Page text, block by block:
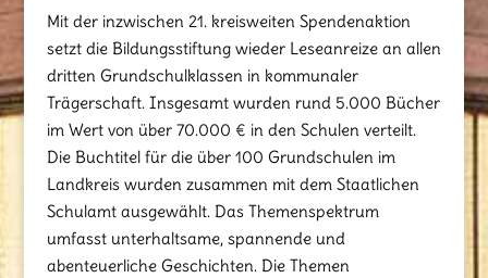
Mit der inzwischen 21. kreisweiten Spendenaktion
setzt die Bildungsstiftung wieder Leseanreize an allen
dritten Grundschulklassen in kommunaler
Trägerschaft. Insgesamt wurden rund 5.000 Bücher
im Wert von über 70.000 € in den Schulen verteilt.
Die Buchtitel für die über 100 Grundschulen im
Landkreis wurden zusammen mit dem Staatlichen
Schulamt ausgewählt. Das Themenspektrum
umfasst unterhaltsame, spannende und
abenteuerliche Geschichten. Die Themen